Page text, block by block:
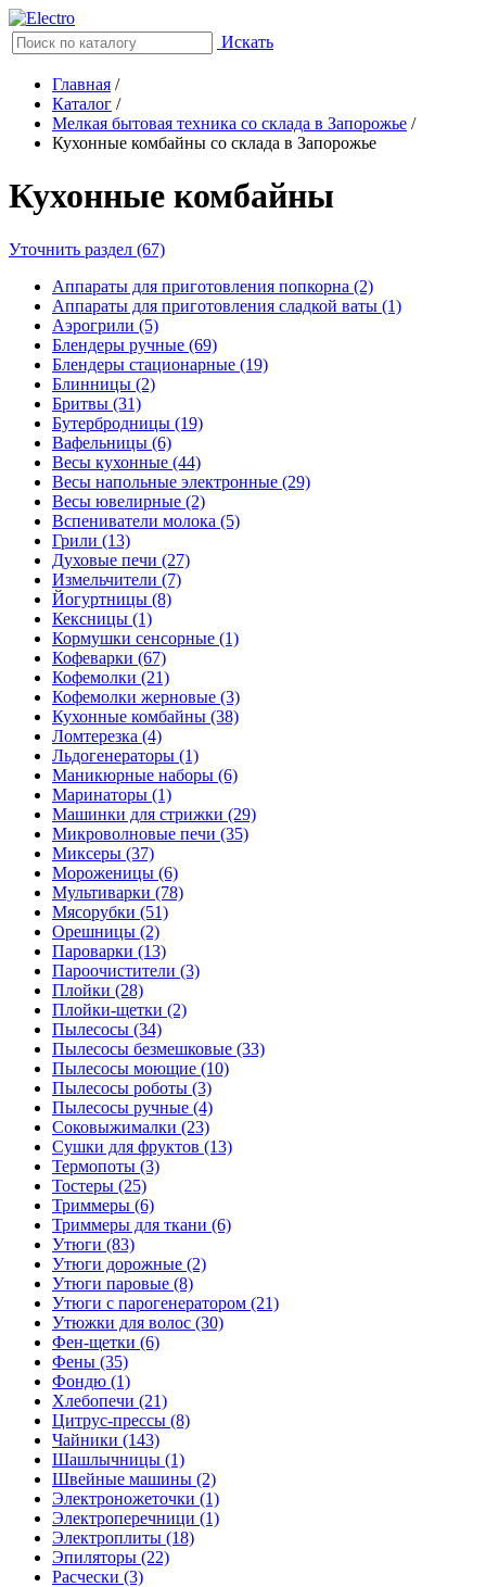
Искать
Главная /
Каталог /
Мелкая бытовая техника со склада в Запорожье /
Кухонные комбайны со склада в Запорожье
Кухонные комбайны
Уточнить раздел (67)
Аппараты для приготовления попкорна (2)
Аппараты для приготовления сладкой ваты (1)
Аэрогрили (5)
Блендеры ручные (69)
Блендеры стационарные (19)
Блинницы (2)
Бритвы (31)
Бутербродницы (19)
Вафельницы (6)
Весы кухонные (44)
Весы напольные электронные (29)
Весы ювелирные (2)
Вспениватели молока (5)
Грили (13)
Духовые печи (27)
Измельчители (7)
Йогуртницы (8)
Кексницы (1)
Кормушки сенсорные (1)
Кофеварки (67)
Кофемолки (21)
Кофемолки жерновые (3)
Кухонные комбайны (38)
Ломтерезка (4)
Льдогенераторы (1)
Маникюрные наборы (6)
Маринаторы (1)
Машинки для стрижки (29)
Микроволновые печи (35)
Миксеры (37)
Мороженицы (6)
Мультиварки (78)
Мясорубки (51)
Орешницы (2)
Пароварки (13)
Пароочистители (3)
Плойки (28)
Плойки-щетки (2)
Пылесосы (34)
Пылесосы безмешковые (33)
Пылесосы моющие (10)
Пылесосы роботы (3)
Пылесосы ручные (4)
Соковыжималки (23)
Сушки для фруктов (13)
Термопоты (3)
Тостеры (25)
Триммеры (6)
Триммеры для ткани (6)
Утюги (83)
Утюги дорожные (2)
Утюги паровые (8)
Утюги с парогенератором (21)
Утюжки для волос (30)
Фен-щетки (6)
Фены (35)
Фондю (1)
Хлебопечи (21)
Цитрус-прессы (8)
Чайники (143)
Шашлычницы (1)
Швейные машины (2)
Электроножеточки (1)
Электроперечници (1)
Электроплиты (18)
Эпиляторы (22)
Расчески (3)